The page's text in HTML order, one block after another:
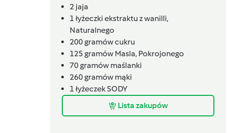
2 jaja
1 łyżeczki ekstraktu z wanilli,
Naturalnego
200gramówcukru
125 gramów Masla, Pokrojonego
70gramów maślanki
260gramów mąki
1 łyżeczekSODY
Lista zakupów